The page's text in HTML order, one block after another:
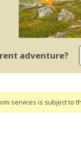
adventure?
services is subject to